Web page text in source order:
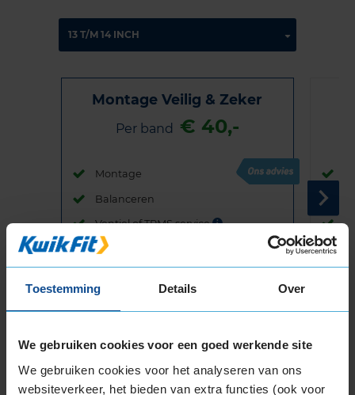
Toestemming Details Over
We gebruiken cookies voor een goed werkende site
We gebruiken cookies voor het analyseren van ons
websiteverkeer, het bieden van extra functies (ook voor
Montage Veilig & Zeker
Per band € 40,-
Montage
Balanceren
Ventiel of TPMS service
Stikstof
Item
1
of